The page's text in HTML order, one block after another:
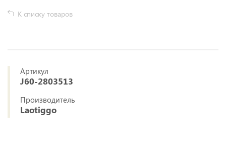
К списку товаров
Артикул
J60-2803513
Производитель
Laotiggo